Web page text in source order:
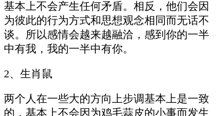
基本上不会产生任何矛盾。相反，他们会因
为彼此的行为方式和思想观念相同而无话不
谈。所以感情会越来越融洽，感到你的一半
中有我，我的一半中有你。
2、生肖鼠
两个人在一些大的方向上步调基本上是一致
的，基本上不会因为鸡毛蒜皮的小事而发生